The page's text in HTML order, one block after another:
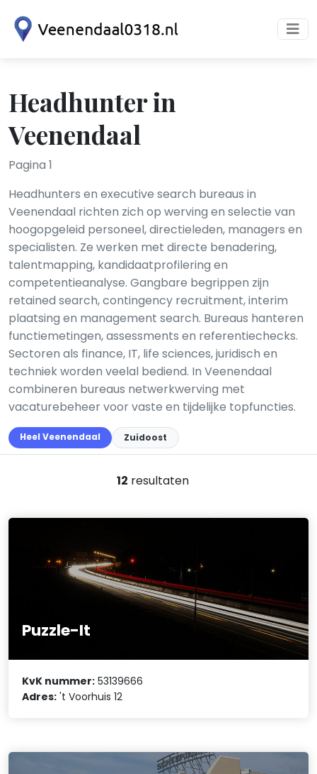
Headhunter in
Veenendaal
Pagina 1
Headhunters en executive search bureaus in
Veenendaal richten zich op werving en selectie van
hoogopgeleid personeel, directieleden, managers en
specialisten. Ze werken met directe benadering,
talentmapping, kandidaatprofilering en
competentieanalyse. Gangbare begrippen zijn
retained search, contingency recruitment, interim
plaatsing en management search. Bureaus hanteren
functiemetingen, assessments en referentiechecks.
Sectoren als finance, IT, life sciences, juridisch en
techniek worden veelal bediend. In Veenendaal
combineren bureaus netwerk­werving met
vacaturebeheer voor vaste en tijdelijke topfuncties.
Heel Veenendaal Zuidoost
12 resultaten
Puzzle-It
KvK nummer: 53139666
Adres: 't Voorhuis 12